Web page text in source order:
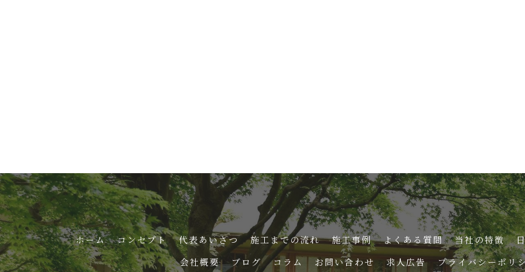
ホーム コンセプト 代表あいさつ 施工までの流れ 施工事例 よくある質問 当社の特徴
会社概要
ブログ コラム お問い合わせ 求人広告 プライバシーポリ